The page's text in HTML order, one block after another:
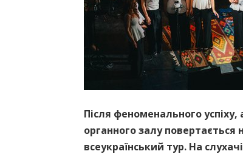
Після феноменального
органного залу
всеукраїнський тур. На